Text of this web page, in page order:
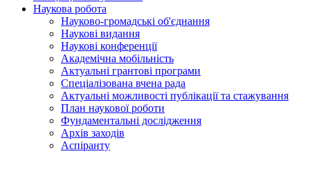
Наукова робота
Науково-громадські об'єднання
Наукові видання
Наукові конференції
Академічна мобільність
Актуальні грантові програми
Спеціалізована вчена рада
Актуальні можливості публікації та стажування
План наукової роботи
Фундаментальні дослідження
Архів заходів
Аспіранту